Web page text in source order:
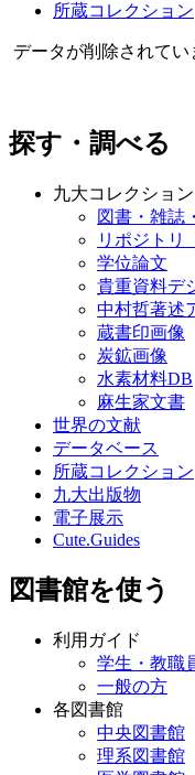
所蔵コレクション
データが削除されてい
探す・調べる
九大コレクション
図書・雑誌
リポジトリ
学位論文
貴重資料デ
中村哲著述
蔵書印画像
炭鉱画像
水素材料DB
麻生家文書
世界の文献
データベース
所蔵コレクション
九大出版物
電子展示
Cute.Guides
図書館を使う
利用ガイド
学生・教職
一般の方
各図書館
中央図書館
理系図書館